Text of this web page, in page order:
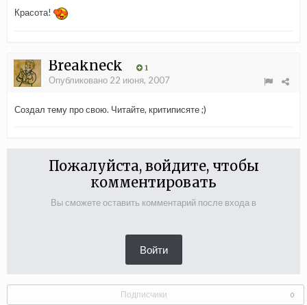
Красота!
Breakneck 1
Опубликовано 22 июня, 2007
Создал тему про свою. Читайте, критиписяте ;)
Пожалуйста, войдите, чтобы
комментировать
Вы сможете оставить комментарий после входа в
Войти
Подписчики 0